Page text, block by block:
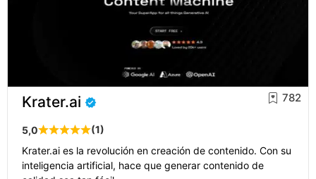
Krater.ai
5,0 (1)
782
Krater.ai es la revolución en creación de contenido. Con su
inteligencia artificial, hace que generar contenido de